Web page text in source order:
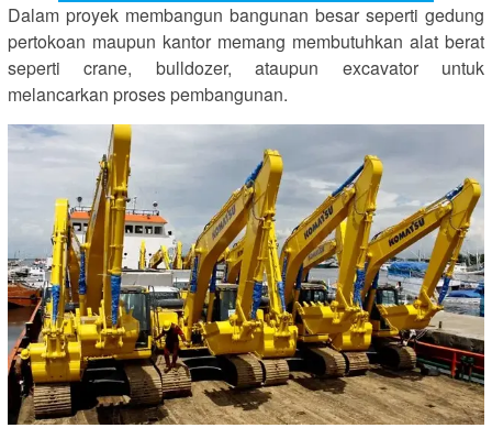
Dalam proyek membangun bangunan besar seperti gedung
pertokoan maupun kantor memang membutuhkan alat berat
seperti crane, bulldozer, ataupun excavator untuk
melancarkan proses pembangunan.